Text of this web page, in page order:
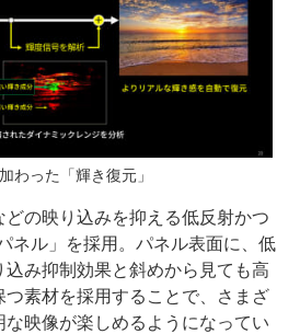
わった「輝き復元」
の映り込みを抑える低反射かつ
ネル」を採用。パネル表面に、低
込み抑制効果と斜めから見ても高
つ素材を採用することで、さまざ
な映像が楽しめるようになってい